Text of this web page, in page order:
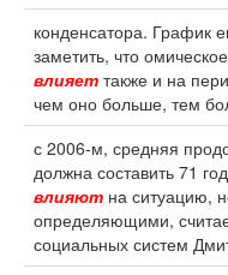
конденсатора. График
заметить, что
влияет также и на
чем оно больше, тем
с 2006-м, средняя
должна составить 71
влияют на ситуацию,
определяющими,
социальных систем